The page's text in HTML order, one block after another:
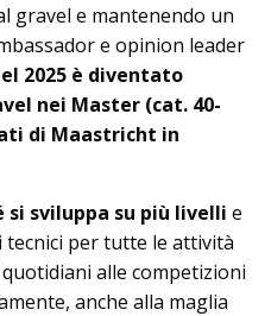
gravel e mantenendo un
e opinion leader
2025 è diventato
nei Master (cat. 40-
di Maastricht in
si sviluppa su più livelli e
per tutte le attività
alle competizioni
anche alla maglia